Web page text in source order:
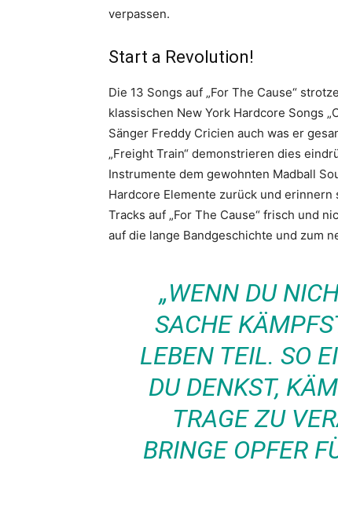
verpassen.
Start a Revolution!
Die 13 Songs auf „For The Cause“
klassischen New York Hardcore Songs
Sänger Freddy Cricien auch was er
„Freight Train“ demonstrieren dies
Instrumente dem gewohnten Madball
Hardcore Elemente zurück und
Tracks auf „For The Cause“ frisch und
auf die lange Bandgeschichte und zum
„WENN DU
SACHE
LEBEN TEIL. SO
DU DENKST,
TRAGE ZU
BRINGE OPFER